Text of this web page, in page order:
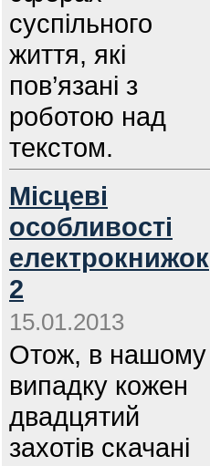
суспільного
життя, які
пов’язані з
роботою над
текстом.
Місцеві
особливості
електрокнижок
2
15.01.2013
Отож, в нашому
випадку кожен
двадцятий
захотів скачані